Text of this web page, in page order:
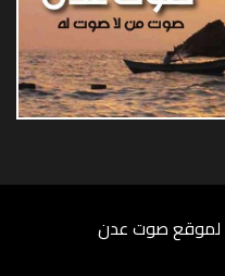
لموقع صوت عدن